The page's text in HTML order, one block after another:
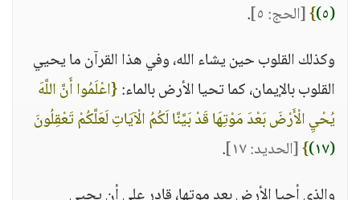
(٥) }[الحج: ٥]
.
وكذلك القلوب حين يشاء الله، وفي هذا القرآن ما يحيي
القلوب بالإيمان، كما تحيا الأرض بالماء:{اعْلَمُوا أَنَّ اللَّهَ
يُحْيِ الْأَرْضَ بَعْدَ مَوْتِهَا قَدْ بَيَّنَّا لَكُمُ الْآيَاتِ لَعَلَّكُمْ تَعْقِلُونَ
(١٧)
}[الحديد: ١٧]
.